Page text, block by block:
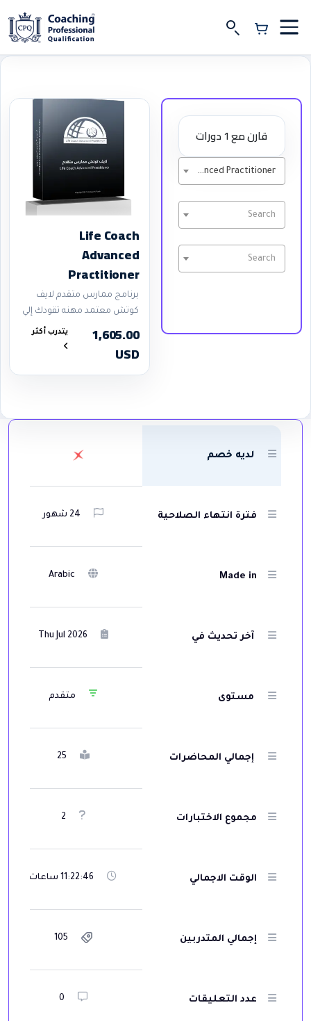
قارن مع 1 دورات
Life Coach Advanced Practitioner
Search
Search
Life Coach
Advanced
Practitioner
برنامج ممارس متقدم لايف
كوتش معتمد مهنه تقودك إلي
أن تكون مدرب حياتي قادر علي
تطوير أداء الناس ، وجعل
تفكيرهم يقودهم إلي زيادة
قدرات حياتهم
1,605.00
USD
يتدرب أكثر
لديه خصم
فترة انتهاء الصلاحية
Made in
آخر تحديث في
مستوى متقدم
إجمالي المحاضرات
مجموع الاختبارات
الوقت الاجمالي
إجمالي المتدربين
عدد التعليقات